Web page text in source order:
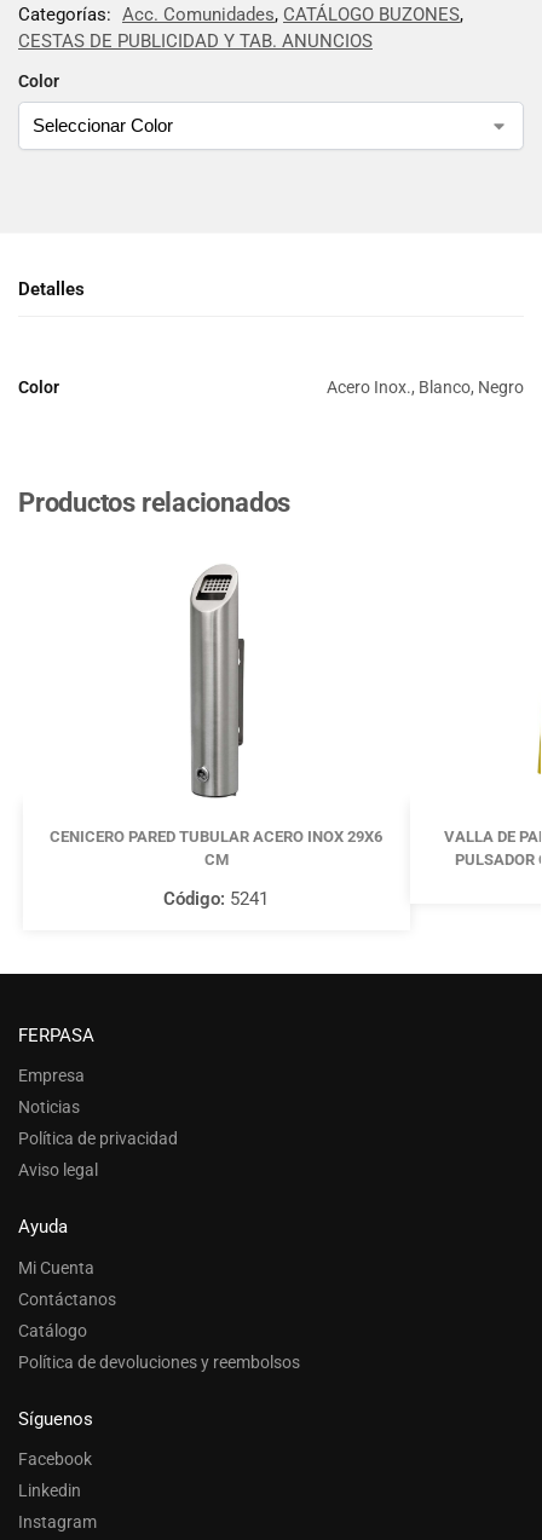
Color
Categorías: Acc. Comunidades, CATÁLOGO BUZONES,
CESTAS DE PUBLICIDAD Y TAB. ANUNCIOS
Detalles
Color Acero Inox., Blanco, Negro
Productos relacionados
CENICERO PARED TUBULAR ACERO INOX 29X6
CM
Código: 5241
VALLA DE
PULSADOR
FERPASA
Empresa
Noticias
Política de privacidad
Aviso legal
Ayuda
Mi Cuenta
Contáctanos
Catálogo
Política de devoluciones y reembolsos
Síguenos
Facebook
Linkedin
Instagram